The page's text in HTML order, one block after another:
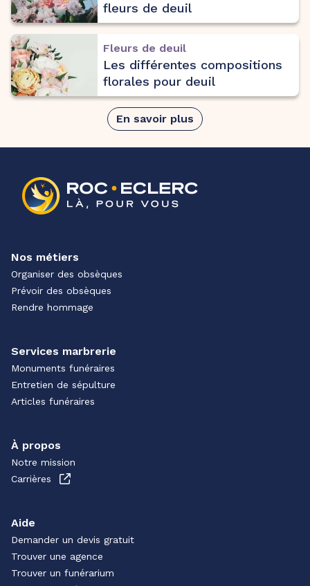
fleurs de deuil
Fleurs de deuil
Les différentes compositions
florales pour deuil
En savoir plus
Nos métiers
Organiser des obsèques
Prévoir des obsèques
Rendre hommage
Services marbrerie
Monuments funéraires
Entretien de sépulture
Articles funéraires
À propos
Notre mission
Carrières
Aide
Demander un devis gratuit
Trouver une agence
Trouver un funérarium